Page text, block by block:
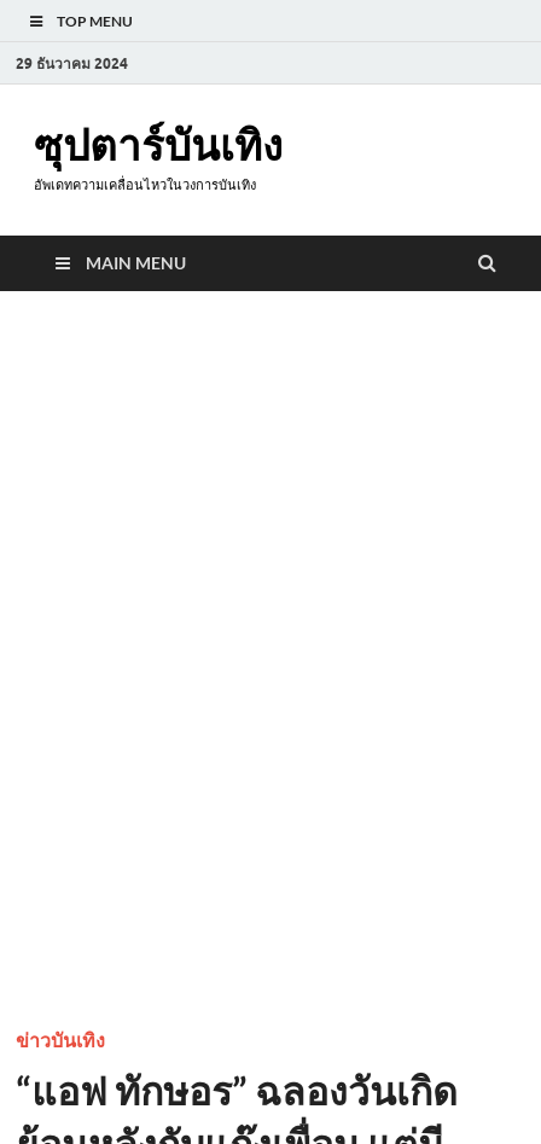
TOP MENU
29 ธันวาคม 2024
ซุปตาร์บันเทิง
อัพเดทความเคลื่อนไหวในวงการบันเทิง
MAIN MENU
ข่าวบันเทิง
“แอฟ ทักษอร” ฉลองวันเกิด